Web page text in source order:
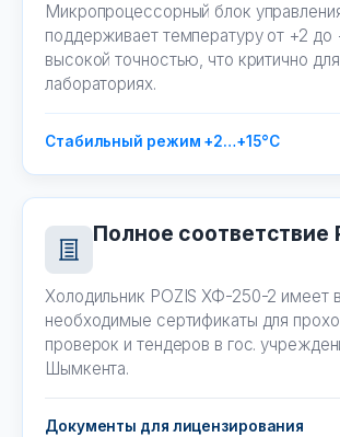
Микропроцессорный блок
поддерживает температуру от +2 до
высокой точностью, что критично
лабораториях.
Стабильный режим +2…+15°C
Полное соответствие
Холодильник POZIS ХФ-250-2 имеет
необходимые сертификаты для
проверок и тендеров в гос.
Шымкента.
Документы для лицензирования